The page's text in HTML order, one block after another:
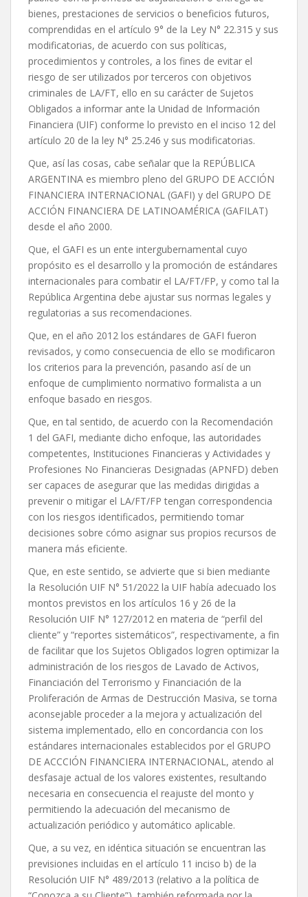
bienes, prestaciones de servicios o beneficios futuros,
comprendidas en el artículo 9° de la Ley N° 22.315 y sus
modificatorias, de acuerdo con sus políticas,
procedimientos y controles, a los fines de evitar el
riesgo de ser utilizados por terceros con objetivos
criminales de LA/FT, ello en su carácter de Sujetos
Obligados a informar ante la Unidad de Información
Financiera (UIF) conforme lo previsto en el inciso 12 del
artículo 20 de la ley N° 25.246 y sus modificatorias.
Que, así las cosas, cabe señalar que la REPÚBLICA
ARGENTINA es miembro pleno del GRUPO DE ACCIÓN
FINANCIERA INTERNACIONAL (GAFI) y del GRUPO DE
ACCIÓN FINANCIERA DE LATINOAMÉRICA (GAFILAT)
desde el año 2000.
Que, el GAFI es un ente intergubernamental cuyo
propósito es el desarrollo y la promoción de estándares
internacionales para combatir el LA/FT/FP, y como tal la
República Argentina debe ajustar sus normas legales y
regulatorias a sus recomendaciones.
Que, en el año 2012 los estándares de GAFI fueron
revisados, y como consecuencia de ello se modificaron
los criterios para la prevención, pasando así de un
enfoque de cumplimiento normativo formalista a un
enfoque basado en riesgos.
Que, en tal sentido, de acuerdo con la Recomendación
1 del GAFI, mediante dicho enfoque, las autoridades
competentes, Instituciones Financieras y Actividades y
Profesiones No Financieras Designadas (APNFD) deben
ser capaces de asegurar que las medidas dirigidas a
prevenir o mitigar el LA/FT/FP tengan correspondencia
con los riesgos identificados, permitiendo tomar
decisiones sobre cómo asignar sus propios recursos de
manera más eficiente.
Que, en este sentido, se advierte que si bien mediante
la Resolución UIF N° 51/2022 la UIF había adecuado los
montos previstos en los artículos 16 y 26 de la
Resolución UIF N° 127/2012 en materia de “perfil del
cliente” y “reportes sistemáticos”, respectivamente, a fin
de facilitar que los Sujetos Obligados logren optimizar la
administración de los riesgos de Lavado de Activos,
Financiación del Terrorismo y Financiación de la
Proliferación de Armas de Destrucción Masiva, se torna
aconsejable proceder a la mejora y actualización del
sistema implementado, ello en concordancia con los
estándares internacionales establecidos por el GRUPO
DE ACCCIÓN FINANCIERA INTERNACIONAL, atendo al
desfasaje actual de los valores existentes, resultando
necesaria en consecuencia el reajuste del monto y
permitiendo la adecuación del mecanismo de
actualización periódico y automático aplicable.
Que, a su vez, en idéntica situación se encuentran las
previsiones incluidas en el artículo 11 inciso b) de la
Resolución UIF N° 489/2013 (relativo a la política de